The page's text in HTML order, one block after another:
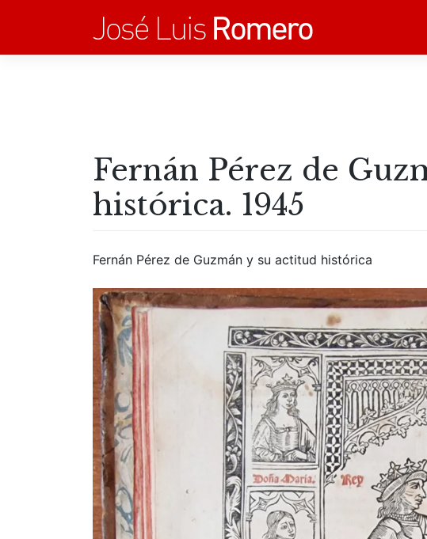
Fernán Pérez de
histórica. 1945
Fernán Pérez de Guzmán y su actitud histórica